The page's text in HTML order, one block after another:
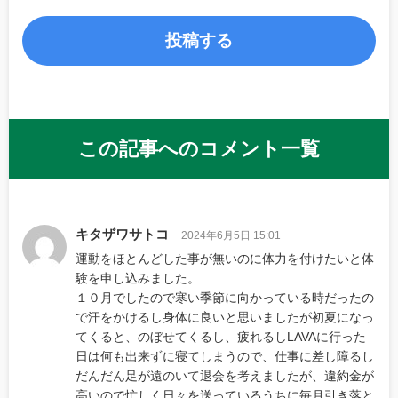
この記事へのコメント一覧
キタザワサトコ 2024年6月5日 15:01
運動をほとんどした事が無いのに体力を付けたいと体
験を申し込みました。
１０月でしたので寒い季節に向かっている時だったの
で汗をかけるし身体に良いと思いましたが初夏になっ
てくると、のぼせてくるし、疲れるしLAVAに行った
日は何も出来ずに寝てしまうので、仕事に差し障るし
だんだん足が遠のいて退会を考えましたが、違約金が